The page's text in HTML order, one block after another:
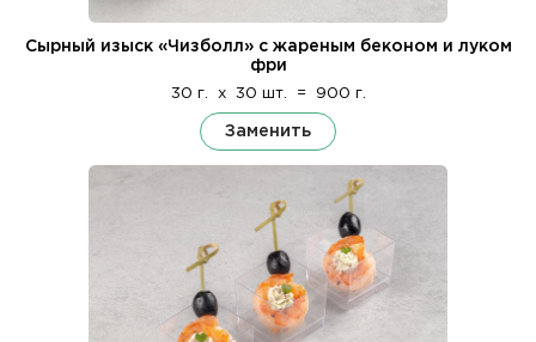
Сырный изыск «Чизболл» с жареным беконом и луком
фри
30 г. x 30 шт. = 900 г.
Заменить